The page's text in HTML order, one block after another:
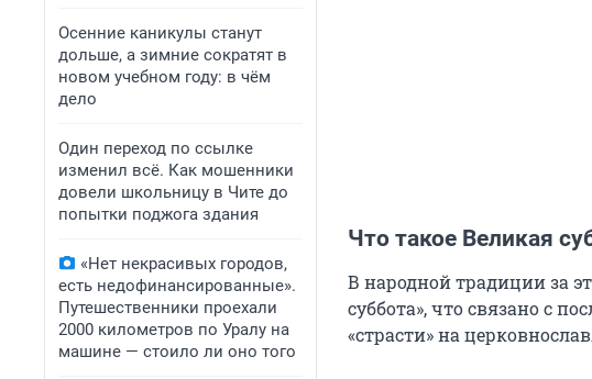
Осенние каникулы станут
дольше, а зимние сократят в
новом учебном году: в чём
дело
Один переход по ссылке
изменил всё. Как мошенники
довели школьницу в Чите до
попытки поджога здания
«Нет некрасивых городов,
есть недофинансированные».
Путешественники проехали
2000 километров по Уралу на
машине — стоило ли оно того
Что такое Великая
В народной традиции за
суббота», что связано с
«страсти» на